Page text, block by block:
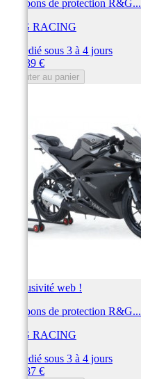
Tampons de protection R&G...
R&G RACING
Expédié sous 3 à 4 jours
262,39 €
Ajouter au panier
Exclusivité web !
Tampons de protection R&G...
R&G RACING
Expédié sous 3 à 4 jours
239,87 €